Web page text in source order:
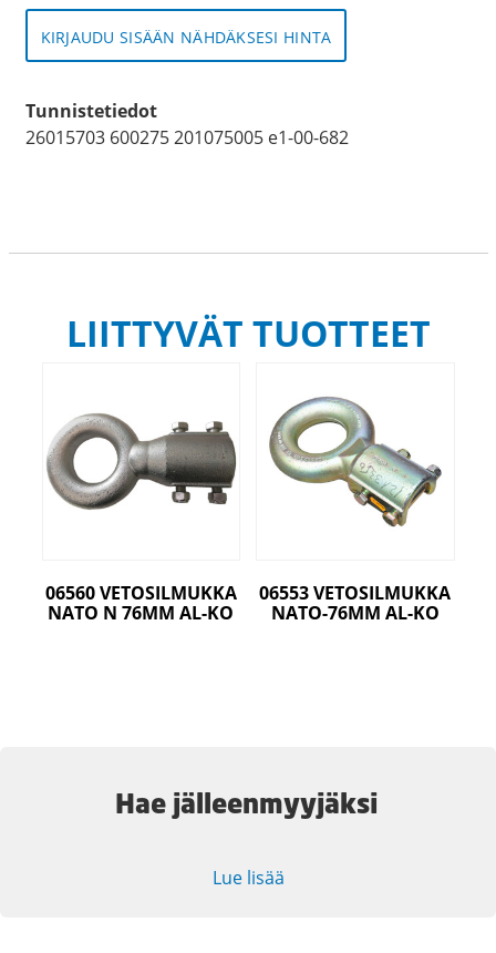
KIRJAUDU SISÄÄN NÄHDÄKSESI HINTA
Tunnistetiedot
26015703 600275 201075005 e1-00-682
LIITTYVÄT TUOTTEET
06560 VETOSILMUKKA
NATO N 76MM AL-KO
06553 VETOSILMUKKA
NATO-76MM AL-KO
Hae jälleenmyyjäksi
Lue lisää